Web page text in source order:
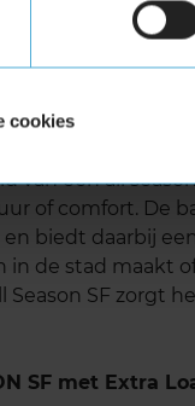
cookies
te
Met een
en
is een
van een all
of comfort. De
biedt daarbij
in de stad maakt
SF zorgt
SF met Extra